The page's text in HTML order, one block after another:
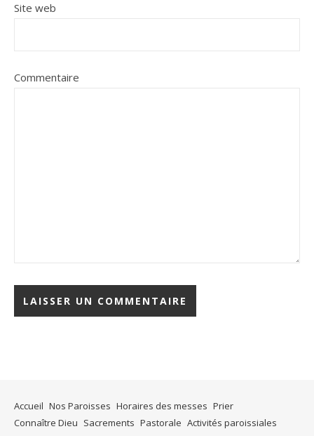
Site web
Commentaire
Accueil Nos Paroisses Horaires des messes Prier
Connaître Dieu Sacrements Pastorale Activités paroissiales